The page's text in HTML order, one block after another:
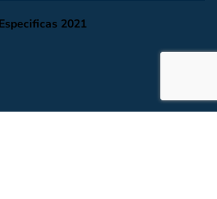
2021